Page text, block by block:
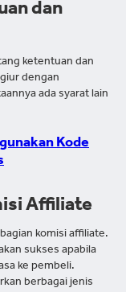
dan
ketentuan dan
dengan
ada syarat lain
Kode
Affiliate
komisi affiliate.
sukses apabila
ke pembeli.
berbagai jenis